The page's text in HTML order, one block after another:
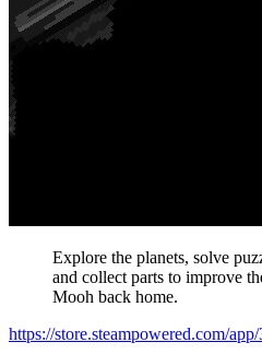
Explore the planets, solve
and collect parts to improve
Mooh back home.
https://store.steampowered.com/